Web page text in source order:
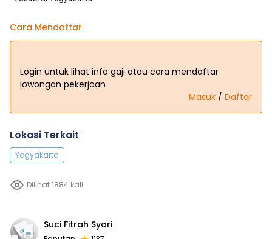
Cara Mendaftar
Login untuk lihat info gaji atau cara mendaftar
lowongan pekerjaan
Masuk / Daftar
Lokasi Terkait
Yogyakarta
Dilihat 1884 kali
Suci Fitrah Syari